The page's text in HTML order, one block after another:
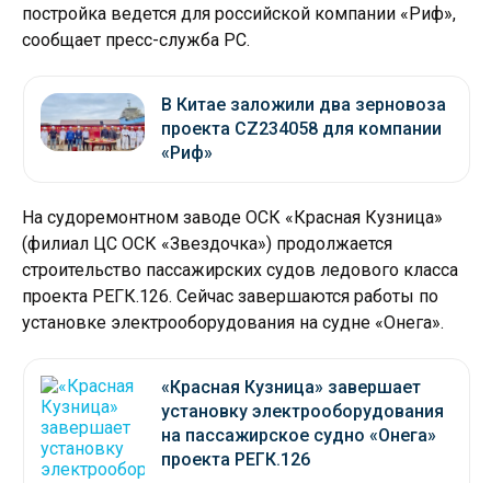
постройка ведется для российской компании «Риф»,
сообщает пресс-служба РС.
В Китае заложили два зерновоза
проекта CZ234058 для компании
«Риф»
На судоремонтном заводе ОСК «Красная Кузница»
(филиал ЦС ОСК «Звездочка») продолжается
строительство пассажирских судов ледового класса
проекта РЕГК.126. Сейчас завершаются работы по
установке электрооборудования на судне «Онега».
«Красная Кузница» завершает
установку электрооборудования
на пассажирское судно «Онега»
проекта РЕГК.126